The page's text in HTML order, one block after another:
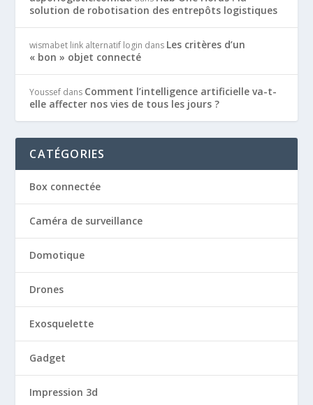
solution de robotisation des entrepôts logistiques
wismabet link alternatif login dans Les critères d’un
« bon » objet connecté
Youssef dans Comment l’intelligence artificielle va-t-
elle affecter nos vies de tous les jours ?
CATÉGORIES
Box connectée
Caméra de surveillance
Domotique
Drones
Exosquelette
Gadget
Impression 3d